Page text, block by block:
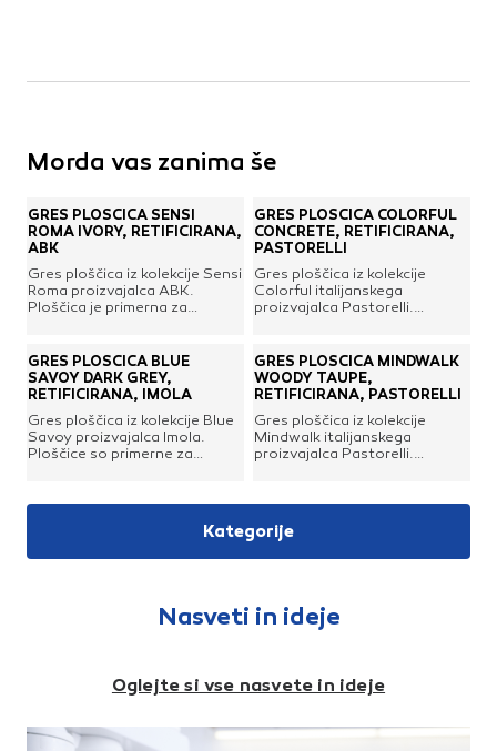
Morda vas zanima še
GRES PLOŠČICA SENSI
ROMA IVORY, RETIFICIRANA,
ABK
Gres ploščica iz kolekcije Sensi
Roma proizvajalca ABK.
Ploščica je primerna za
120 cmDebelina: 8,5
mmProtizdrsni razred:
R10Faktor variabilnosti:
V2Obdelava robov:
retificiranaObdelava površine:
matOdporna proti zmrzali
GRES PLOŠČICA COLORFUL
CONCRETE, RETIFICIRANA,
PASTORELLI
Gres ploščica iz kolekcije
Colorful italijanskega
proizvajalca Pastorelli.
zaradi svojega razreda
protizdrsnosti je še posebej
primerna za uporabo na
tleh.Na voljo tudi druge
velikosti: 120 x 120 cm, 60 x
120 cm, 60 x 60 cm in 30 x 60
cm.
GRES PLOŠČICA BLUE
SAVOY DARK GREY,
RETIFICIRANA, IMOLA
Gres ploščica iz kolekcije Blue
Savoy proizvajalca Imola.
Ploščice so primerne za
GRES PLOŠČICA MINDWALK
WOODY TAUPE,
RETIFICIRANA, PASTORELLI
Gres ploščica iz kolekcije
Mindwalk italijanskega
proizvajalca Pastorelli.
zaradi svojega razreda
protizdrsnosti še posebej
primerna za uporabo na tleh.
Kategorije
Nasveti in ideje
Oglejte si vse nasvete in ideje